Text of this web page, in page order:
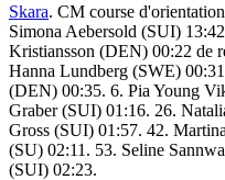
Skara. CM course
Simona Aebersold (SUI)
Kristiansson (DEN) 00:22 de
Hanna Lundberg (SWE)
(DEN) 00:35. 6. Pia Young
Graber (SUI) 01:16. 26.
Gross (SUI) 01:57. 42.
(SU) 02:11. 53. Seline
(SUI) 02:23.